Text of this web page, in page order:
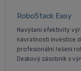
RoboStack Easy
Navýšení efektivity
návratnosti investice
profesionální řešení
Deskový zásobník s